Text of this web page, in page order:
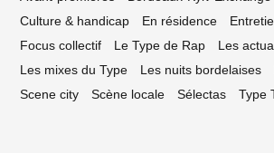
Culture & handicap
En résidence
Focus collectif
Le Type de Rap
Les
Les mixes du Type
Les nuits bordelaises
Scene city
Scène locale Sélectas Type